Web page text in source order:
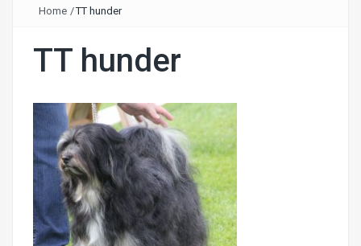
Home /TT hunder
TT hunder